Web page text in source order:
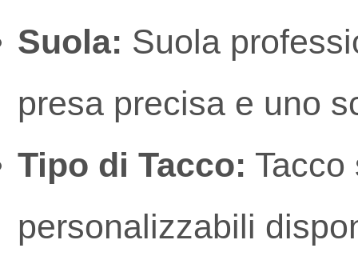
Suola: Suola
presa precisa e uno
Tipo di Tacco:
personalizzabili